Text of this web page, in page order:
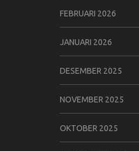
FEBRUARI 2026
JANUARI 2026
DESEMBER 2025
NOVEMBER 2025
OKTOBER 2025